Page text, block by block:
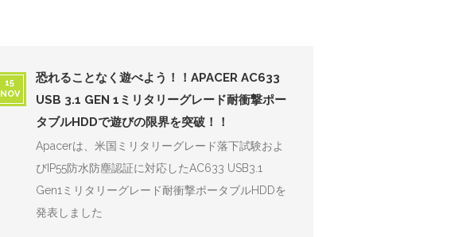
15
NOV
恐れることなく遊べよう！！APACER AC633
USB 3.1 GEN 1ミリタリーグレード耐衝撃ポー
タブルHDDで遊びの限界を突破！！
Apacerは、米国ミリタリーグレード落下試験およ
びIP55防水防塵認証に対応したAC633 USB3.1
Gen1ミリタリーグレード耐衝撃ポータブルHDDを
発表しました